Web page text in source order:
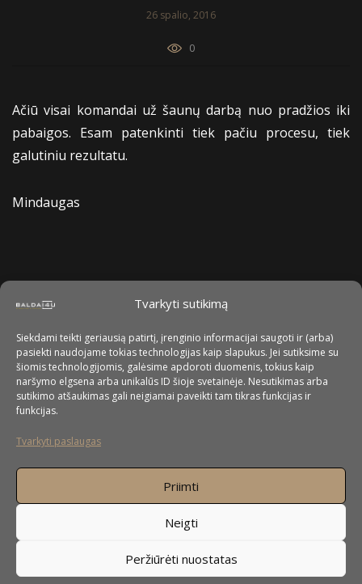
Tvarkyti sutikimą
Siekdami teikti geriausią patirtį, įrenginio informacijai saugoti ir (arba)
pasiekti naudojame tokias technologijas kaip slapukus. Jei sutiksime su
šiomis technologijomis, galėsime apdoroti duomenis, tokius kaip
naršymo elgsena arba unikalūs ID šioje svetainėje. Nesutikimas arba
sutikimo atšaukimas gali neigiamai paveikti tam tikras funkcijas ir
funkcijas.
Tvarkyti paslaugas
Priimti
Neigti
Peržiūrėti nuostatas
26 spalio, 2016
0
Ačiū visai komandai už šaunų darbą nuo pradžios iki
pabaigos. Esam patenkinti tiek pačiu procesu, tiek
galutiniu rezultatu.
Mindaugas